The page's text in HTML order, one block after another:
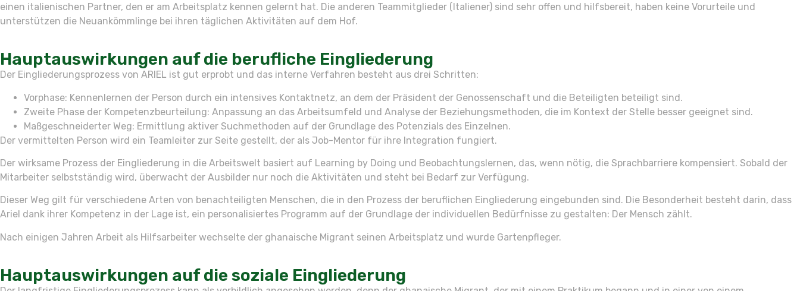
einen italienischen Partner, den er am Arbeitsplatz kennen gelernt hat. Die anderen Teammitglieder (Italiener) sind sehr offen und hilfsbereit, haben keine Vorurteile und
unterstützen die Neuankömmlinge bei ihren täglichen Aktivitäten auf dem Hof.
Hauptauswirkungen auf die berufliche Eingliederung
Der Eingliederungsprozess von ARIEL ist gut erprobt und das interne Verfahren besteht aus drei Schritten:
Vorphase: Kennenlernen der Person durch ein intensives Kontaktnetz, an dem der Präsident der Genossenschaft und die Beteiligten beteiligt sind.
Zweite Phase der Kompetenzbeurteilung: Anpassung an das Arbeitsumfeld und Analyse der Beziehungsmethoden, die im Kontext der Stelle besser geeignet sind.
Maßgeschneiderter Weg: Ermittlung aktiver Suchmethoden auf der Grundlage des Potenzials des Einzelnen.
Der vermittelten Person wird ein Teamleiter zur Seite gestellt, der als Job-Mentor für ihre Integration fungiert.
Der wirksame Prozess der Eingliederung in die Arbeitswelt basiert auf Learning by Doing und Beobachtungslernen, das, wenn nötig, die Sprachbarriere kompensiert. Sobald der
Mitarbeiter selbstständig wird, überwacht der Ausbilder nur noch die Aktivitäten und steht bei Bedarf zur Verfügung.
Dieser Weg gilt für verschiedene Arten von benachteiligten Menschen, die in den Prozess der beruflichen Eingliederung eingebunden sind. Die Besonderheit besteht darin, dass
Ariel dank ihrer Kompetenz in der Lage ist, ein personalisiertes Programm auf der Grundlage der individuellen Bedürfnisse zu gestalten: Der Mensch zählt.
Nach einigen Jahren Arbeit als Hilfsarbeiter wechselte der ghanaische Migrant seinen Arbeitsplatz und wurde Gartenpfleger.
Hauptauswirkungen auf die soziale Eingliederung